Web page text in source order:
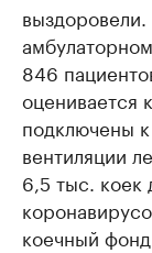
846
оценивается
подключены
вентиляции
6,5 тыс. коек
коечный